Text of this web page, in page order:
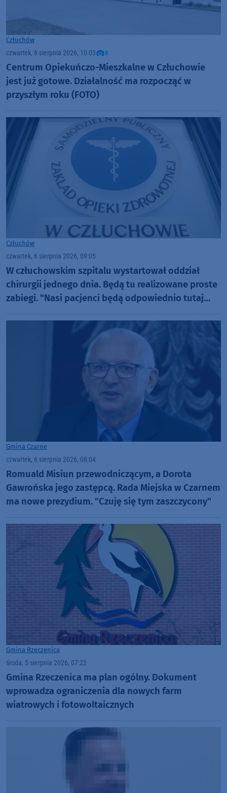
Człuchów
czwartek, 6 sierpnia 2026, 10:03 8
Centrum Opiekuńczo-Mieszkalne w Człuchowie
jest już gotowe. Działalność ma rozpocząć w
przyszłym roku (FOTO)
Człuchów
czwartek, 6 sierpnia 2026, 09:05
W człuchowskim szpitalu wystartował oddział
chirurgii jednego dnia. Będą tu realizowane proste
zabiegi. "Nasi pacjenci będą odpowiednio tutaj
Gmina Czarne
czwartek, 6 sierpnia 2026, 08:04
Romuald Misiun przewodniczącym, a Dorota
Gawrońska jego zastępcą. Rada Miejska w Czarnem
ma nowe prezydium. "Czuję się tym zaszczycony"
Gmina Rzeczenica
środa, 5 sierpnia 2026, 07:22
Gmina Rzeczenica ma plan ogólny. Dokument
wprowadza ograniczenia dla nowych farm
wiatrowych i fotowoltaicznych